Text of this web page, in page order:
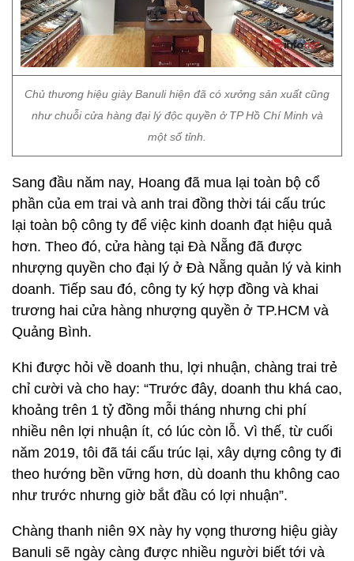
Chủ thương hiệu giày Banuli hiện đã có xưởng sản xuất cũng
như chuỗi cửa hàng đại lý độc quyền ở TP Hồ Chí Minh và
một số tỉnh.
Sang đầu năm nay, Hoang đã mua lại toàn bộ cổ
phần của em trai và anh trai đồng thời tái cấu trúc
lại toàn bộ công ty để việc kinh doanh đạt hiệu quả
hơn. Theo đó, cửa hàng tại Đà Nẵng đã được
nhượng quyền cho đại lý ở Đà Nẵng quản lý và kinh
doanh. Tiếp sau đó, công ty ký hợp đồng và khai
trương hai cửa hàng nhượng quyền ở TP.HCM và
Quảng Bình.
Khi được hỏi về doanh thu, lợi nhuận, chàng trai trẻ
chỉ cười và cho hay: “Trước đây, doanh thu khá cao,
khoảng trên 1 tỷ đồng mỗi tháng nhưng chi phí
nhiều nên lợi nhuận ít, có lúc còn lỗ. Vì thế, từ cuối
năm 2019, tôi đã tái cấu trúc lại, xây dựng công ty đi
theo hướng bền vững hơn, dù doanh thu không cao
như trước nhưng giờ bắt đầu có lợi nhuận”.
Chàng thanh niên 9X này hy vọng thương hiệu giày
Banuli sẽ ngày càng được nhiều người biết tới và